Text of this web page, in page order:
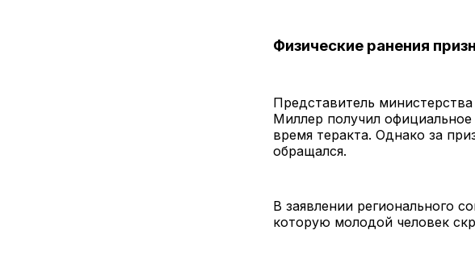
Физические ранения
Представитель
Миллер получил
время теракта. Однако за
обращался.
В заявлении регионального
которую молодой человек